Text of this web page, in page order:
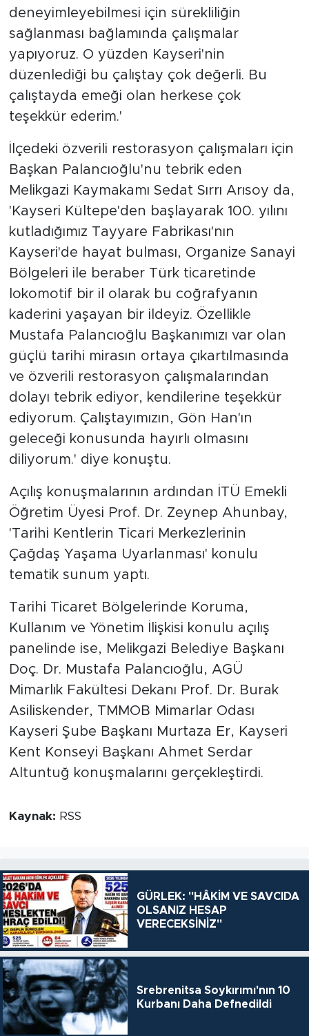
deneyimleyebilmesi için sürekliliğin
sağlanması bağlamında çalışmalar
yapıyoruz. O yüzden Kayseri'nin
düzenlediği bu çalıştay çok değerli. Bu
çalıştayda emeği olan herkese çok
teşekkür ederim.'
İlçedeki özverili restorasyon çalışmaları için
Başkan Palancıoğlu'nu tebrik eden
Melikgazi Kaymakamı Sedat Sırrı Arısoy da,
'Kayseri Kültepe'den başlayarak 100. yılını
kutladığımız Tayyare Fabrikası'nın
Kayseri'de hayat bulması, Organize Sanayi
Bölgeleri ile beraber Türk ticaretinde
lokomotif bir il olarak bu coğrafyanın
kaderini yaşayan bir ildeyiz. Özellikle
Mustafa Palancıoğlu Başkanımızı var olan
güçlü tarihi mirasın ortaya çıkartılmasında
ve özverili restorasyon çalışmalarından
dolayı tebrik ediyor, kendilerine teşekkür
ediyorum. Çalıştayımızın, Gön Han'ın
geleceği konusunda hayırlı olmasını
diliyorum.' diye konuştu.
Açılış konuşmalarının ardından İTÜ Emekli
Öğretim Üyesi Prof. Dr. Zeynep Ahunbay,
'Tarihi Kentlerin Ticari Merkezlerinin
Çağdaş Yaşama Uyarlanması' konulu
tematik sunum yaptı.
Tarihi Ticaret Bölgelerinde Koruma,
Kullanım ve Yönetim İlişkisi konulu açılış
panelinde ise, Melikgazi Belediye Başkanı
Doç. Dr. Mustafa Palancıoğlu, AGÜ
Mimarlık Fakültesi Dekanı Prof. Dr. Burak
Asiliskender, TMMOB Mimarlar Odası
Kayseri Şube Başkanı Murtaza Er, Kayseri
Kent Konseyi Başkanı Ahmet Serdar
Altuntuğ konuşmalarını gerçekleştirdi.
Kaynak: RSS
GÜRLEK: "HÂKİM VE SAVCIDA
OLSANIZ HESAP
VERECEKSİNİZ"
Srebrenitsa Soykırımı'nın 10
Kurbanı Daha Defnedildi